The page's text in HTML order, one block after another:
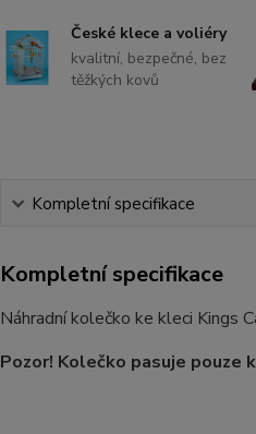
České klece a voliéry
kvalitní, bezpečné, bez
těžkých kovů
Kompletní specifikace
Kompletní specifikace
Náhradní kolečko ke kleci Kings
Pozor! Kolečko pasuje pouze